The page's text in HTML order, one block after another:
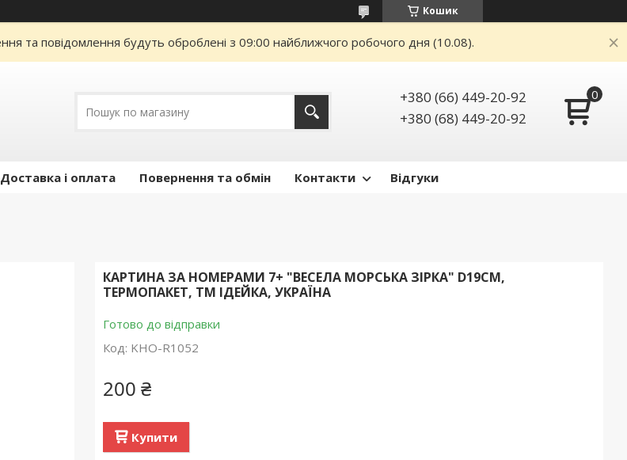
Кошик
та повідомлення будуть оброблені з 09:00 найближчого робочого дня (10.08).
+380 (66) 449-20-92
+380 (68) 449-20-92
Доставка і оплата Повернення та обмін Контакти Відгуки
КАРТИНА ЗА НОМЕРАМИ 7+ "ВЕСЕЛА МОРСЬКА ЗІРКА" D19СМ,
ТЕРМОПАКЕТ, ТМ ІДЕЙКА, УКРАЇНА
Готово до відправки
Код: KHO-R1052
200 ₴
Купити